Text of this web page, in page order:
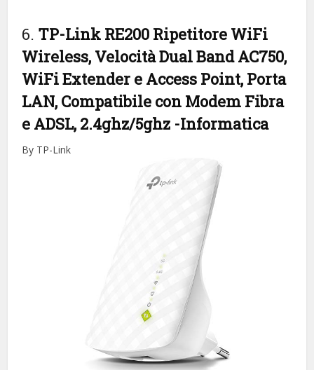
6. TP-Link RE200 Ripetitore WiFi
Wireless, Velocità Dual Band AC750,
WiFi Extender e Access Point, Porta
LAN, Compatibile con Modem Fibra
e ADSL, 2.4ghz/5ghz -Informatica
By TP-Link